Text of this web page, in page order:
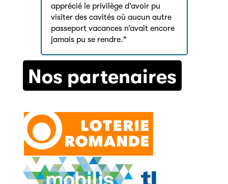
apprécié le privilège d’avoir pu
visiter des cavités où aucun autre
passeport vacances n’avait encore
jamais pu se rendre."
Nos partenaires